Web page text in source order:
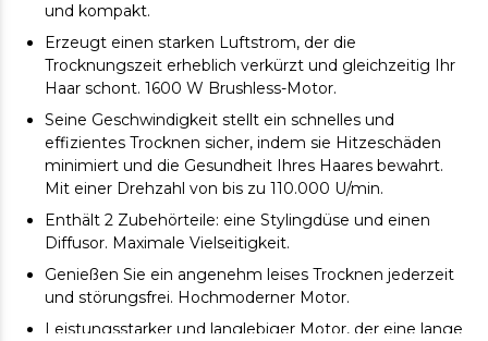
und kompakt.
Erzeugt einen starken Luftstrom, der die
Trocknungszeit erheblich verkürzt und gleichzeitig Ihr
Haar schont. 1600 W Brushless-Motor.
Seine Geschwindigkeit stellt ein schnelles und
effizientes Trocknen sicher, indem sie Hitzeschäden
minimiert und die Gesundheit Ihres Haares bewahrt.
Mit einer Drehzahl von bis zu 110.000 U/min.
Enthält 2 Zubehörteile: eine Stylingdüse und einen
Diffusor. Maximale Vielseitigkeit.
Genießen Sie ein angenehm leises Trocknen jederzeit
und störungsfrei. Hochmoderner Motor.
Leistungsstarker und langlebiger Motor, der eine lange